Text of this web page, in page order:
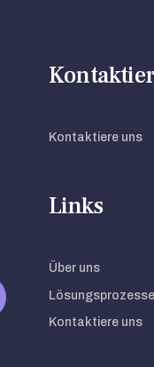
Kontaktiere uns
Links
Über uns
Lösungsprozesse
Kontaktiere uns